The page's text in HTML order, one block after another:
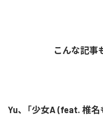
こんな記事
Yu、「少女A (feat. 椎